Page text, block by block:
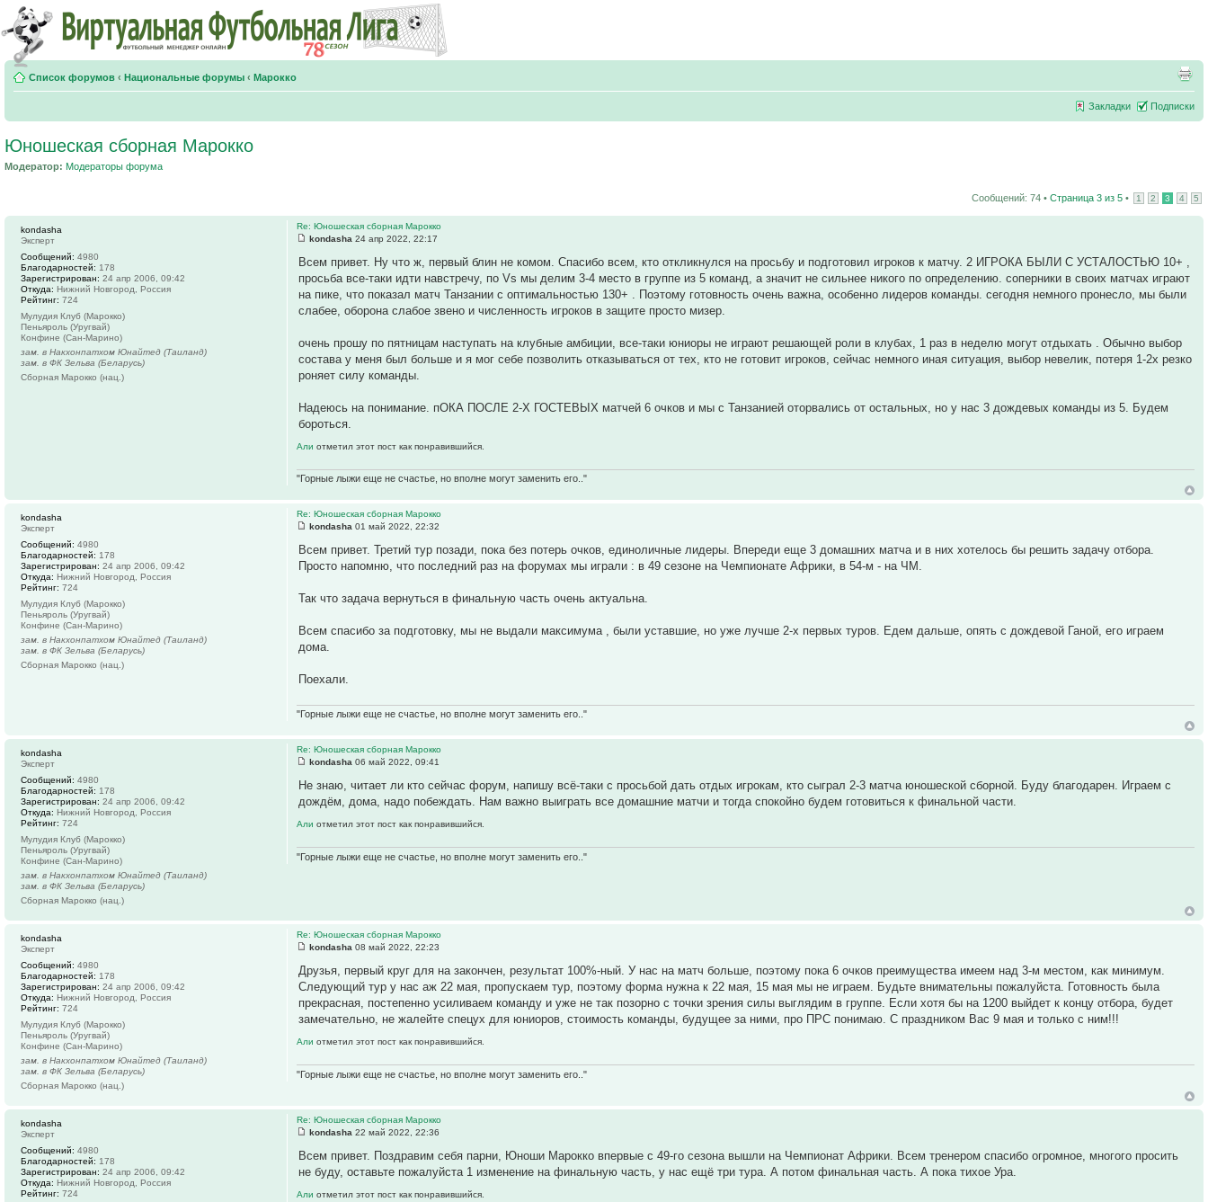
Список форумов ‹ Национальные форумы ‹ Марокко
Закладки Подписки
Юношеская сборная Марокко
Модератор: Модераторы форума
Сообщений: 74 • Страница 3 из 5 • 1 2 3 4 5
Re: Юношеская сборная Марокко
kondasha 24 апр 2022, 22:17
Всем привет. Ну что ж, первый блин не комом. Спасибо всем, кто откликнулся на просьбу и подготовил игроков к матчу. 2 ИГРОКА БЫЛИ С УСТАЛОСТЬЮ 10+ ,
просьба все-таки идти навстречу, по Vs мы делим 3-4 место в группе из 5 команд, а значит не сильнее никого по определению. соперники в своих матчах играют
на пике, что показал матч Танзании с оптимальностью 130+ . Поэтому готовность очень важна, особенно лидеров команды. сегодня немного пронесло, мы были
слабее, оборона слабое звено и численность игроков в защите просто мизер.
очень прошу по пятницам наступать на клубные амбиции, все-таки юниоры не играют решающей роли в клубах, 1 раз в неделю могут отдыхать . Обычно выбор
состава у меня был больше и я мог себе позволить отказываться от тех, кто не готовит игроков, сейчас немного иная ситуация, выбор невелик, потеря 1-2х резко
роняет силу команды.
Надеюсь на понимание. пОКА ПОСЛЕ 2-Х ГОСТЕВЫХ матчей 6 очков и мы с Танзанией оторвались от остальных, но у нас 3 дождевых команды из 5. Будем
бороться.
Алиотметил этот пост как понравившийся.
"Горные лыжи еще не счастье, но вполне могут заменить его.."
kondasha
Эксперт
Сообщений: 4980
Благодарностей: 178
Зарегистрирован: 24 апр 2006, 09:42
Откуда: Нижний Новгород, Россия
Рейтинг: 724
Мулудия Клуб (Марокко)
Пеньяроль (Уругвай)
Конфине (Сан-Марино)
зам. в Накхонпатхом Юнайтед (Таиланд)
зам. в ФК Зельва (Беларусь)
Сборная Марокко (нац.)
Re: Юношеская сборная Марокко
kondasha 01 май 2022, 22:32
Всем привет. Третий тур позади, пока без потерь очков, единоличные лидеры. Впереди еще 3 домашних матча и в них хотелось бы решить задачу отбора.
Просто напомню, что последний раз на форумах мы играли : в 49 сезоне на Чемпионате Африки, в 54-м - на ЧМ.
Так что задача вернуться в финальную часть очень актуальна.
Всем спасибо за подготовку, мы не выдали максимума , были уставшие, но уже лучше 2-х первых туров. Едем дальше, опять с дождевой Ганой, его играем
дома.
Поехали.
"Горные лыжи еще не счастье, но вполне могут заменить его.."
kondasha
Эксперт
Сообщений: 4980
Благодарностей: 178
Зарегистрирован: 24 апр 2006, 09:42
Откуда: Нижний Новгород, Россия
Рейтинг: 724
Мулудия Клуб (Марокко)
Пеньяроль (Уругвай)
Конфине (Сан-Марино)
зам. в Накхонпатхом Юнайтед (Таиланд)
зам. в ФК Зельва (Беларусь)
Сборная Марокко (нац.)
Re: Юношеская сборная Марокко
kondasha 06 май 2022, 09:41
Не знаю, читает ли кто сейчас форум, напишу всё-таки с просьбой дать отдых игрокам, кто сыграл 2-3 матча юношеской сборной. Буду благодарен. Играем с
дождём, дома, надо побеждать. Нам важно выиграть все домашние матчи и тогда спокойно будем готовиться к финальной части.
Алиотметил этот пост как понравившийся.
"Горные лыжи еще не счастье, но вполне могут заменить его.."
kondasha
Эксперт
Сообщений: 4980
Благодарностей: 178
Зарегистрирован: 24 апр 2006, 09:42
Откуда: Нижний Новгород, Россия
Рейтинг: 724
Мулудия Клуб (Марокко)
Пеньяроль (Уругвай)
Конфине (Сан-Марино)
зам. в Накхонпатхом Юнайтед (Таиланд)
зам. в ФК Зельва (Беларусь)
Сборная Марокко (нац.)
Re: Юношеская сборная Марокко
kondasha 08 май 2022, 22:23
Друзья, первый круг для на закончен, результат 100%-ный. У нас на матч больше, поэтому пока 6 очков преимущества имеем над 3-м местом, как минимум.
Следующий тур у нас аж 22 мая, пропускаем тур, поэтому форма нужна к 22 мая, 15 мая мы не играем. Будьте внимательны пожалуйста. Готовность была
прекрасная, постепенно усиливаем команду и уже не так позорно с точки зрения силы выглядим в группе. Если хотя бы на 1200 выйдет к концу отбора, будет
замечательно, не жалейте спецух для юниоров, стоимость команды, будущее за ними, про ПРС понимаю. С праздником Вас 9 мая и только с ним!!!
Алиотметил этот пост как понравившийся.
"Горные лыжи еще не счастье, но вполне могут заменить его.."
kondasha
Эксперт
Сообщений: 4980
Благодарностей: 178
Зарегистрирован: 24 апр 2006, 09:42
Откуда: Нижний Новгород, Россия
Рейтинг: 724
Мулудия Клуб (Марокко)
Пеньяроль (Уругвай)
Конфине (Сан-Марино)
зам. в Накхонпатхом Юнайтед (Таиланд)
зам. в ФК Зельва (Беларусь)
Сборная Марокко (нац.)
Re: Юношеская сборная Марокко
kondasha 22 май 2022, 22:36
Всем привет. Поздравим себя парни, Юноши Марокко впервые с 49-го сезона вышли на Чемпионат Африки. Всем тренером спасибо огромное, многого просить
не буду, оставьте пожалуйста 1 изменение на финальную часть, у нас ещё три тура. А потом финальная часть. А пока тихое Ура.
Алиотметил этот пост как понравившийся.
kondasha
Эксперт
Сообщений: 4980
Благодарностей: 178
Зарегистрирован: 24 апр 2006, 09:42
Откуда: Нижний Новгород, Россия
Рейтинг: 724